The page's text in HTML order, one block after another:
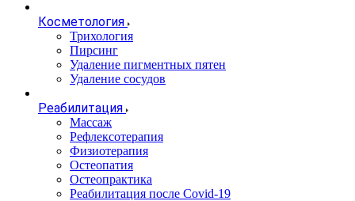
Косметология
Трихология
Пирсинг
Удаление пигментных пятен
Удаление сосудов
Реабилитация
Массаж
Рефлексотерапия
Физиотерапия
Остеопатия
Остеопрактика
Реабилитация после Covid-19